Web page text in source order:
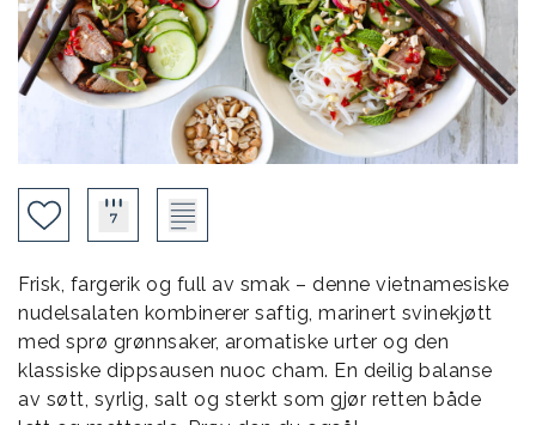
Frisk, fargerik og full av smak – denne vietnamesiske
nudelsalaten kombinerer saftig, marinert svinekjøtt
med sprø grønnsaker, aromatiske urter og den
klassiske dippsausen nuoc cham. En deilig balanse
av søtt, syrlig, salt og sterkt som gjør retten både